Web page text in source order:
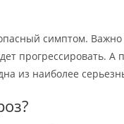
симптом. Важно
прогрессировать.
из наиболее